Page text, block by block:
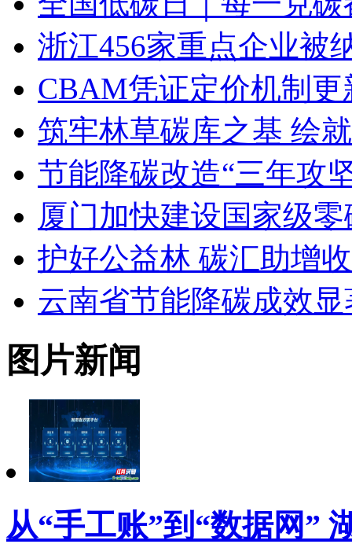
浙江456家重点企业被
CBAM凭证定价机制
筑牢林草碳库之基 绘
节能降碳改造“三年攻
厦门加快建设国家级
护好公益林 碳汇助增收
云南省节能降碳成效显
图片新闻
从“手工账”到“数据网”